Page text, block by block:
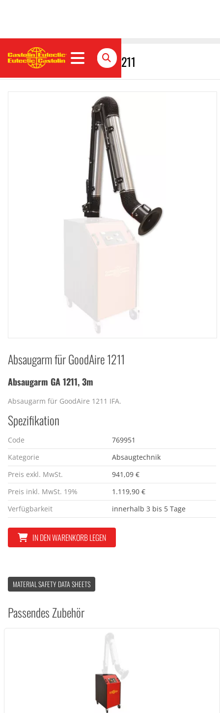
Absaugarm für GoodAire 1211
Absaugarm für GoodAire 1211
Absaugarm GA 1211, 3m
Absaugarm für GoodAire 1211 IFA.
Spezifikation
Code
769951
Kategorie
Absaugtechnik
Preis exkl. MwSt.
941,09 €
Preis inkl. MwSt. 19%
1.119,90 €
Verfügbarkeit
innerhalb 3 bis 5 Tage
IN DEN WARENKORB LEGEN
MATERIAL SAFETY DATA SHEETS
Passendes Zubehör